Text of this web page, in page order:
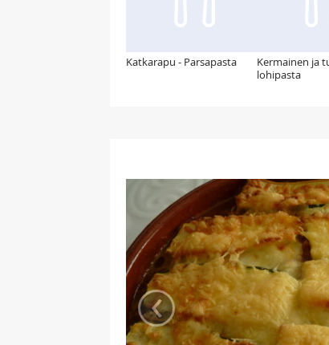
Katkarapu - Parsapasta
Kermainen ja
lohipasta
‹